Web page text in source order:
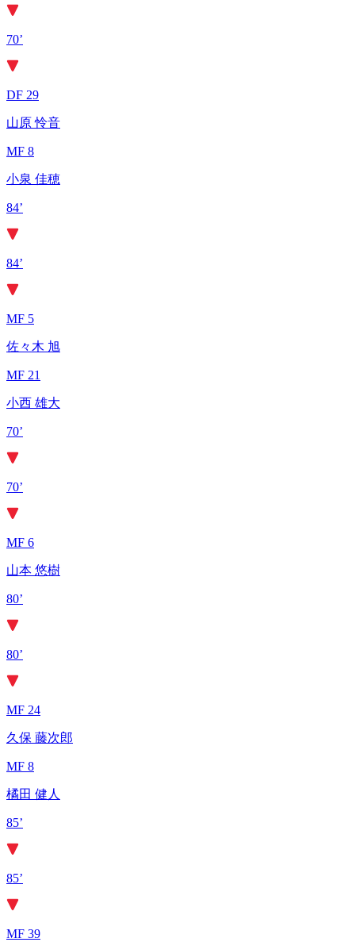
70’
DF 29
山原 怜音
MF 8
小泉 佳穂
84’
84’
MF 5
佐々木 旭
MF 21
小西 雄大
70’
70’
MF 6
山本 悠樹
80’
80’
MF 24
久保 藤次郎
MF 8
橘田 健人
85’
85’
MF 39